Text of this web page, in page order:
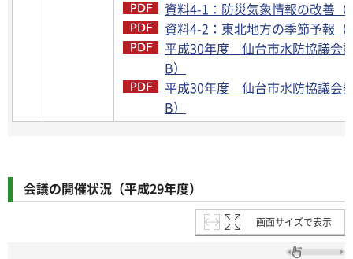
資料4-1：防災気象情報の改善（
資料4-2：東北地方の季節予報（
平成30年度 仙台市水防協議会
B）
平成30年度 仙台市水防協議会
B）
会議の開催状況（平成29年度）
画面サイズで表示